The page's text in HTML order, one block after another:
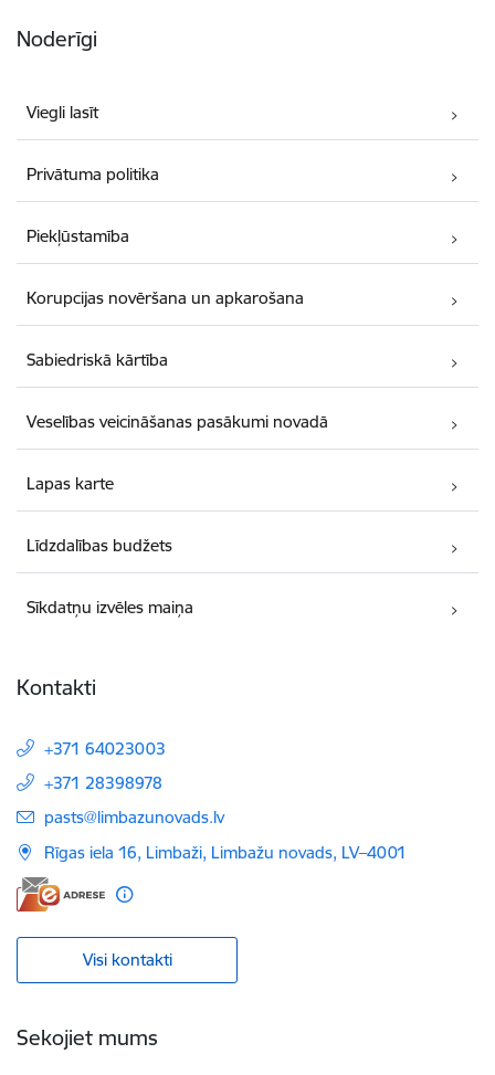
Noderīgi
Viegli lasīt
Privātuma politika
Piekļūstamība
Korupcijas novēršana un apkarošana
Sabiedriskā kārtība
Veselības veicināšanas pasākumi novadā
Lapas karte
Līdzdalības budžets
Sīkdatņu izvēles maiņa
Kontakti
+371 64023003
+371 28398978
E-pasts:
pasts@limbazunovads.lv
Rīgas iela 16, Limbaži, Limbažu novads, LV–4001
Visi kontakti
Sekojiet mums